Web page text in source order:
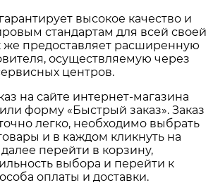
высокое качество и
стандартам для всей своей
же предоставляет расширенную
осуществляемую через
центров.
на сайте интернет-магазина
форму «Быстрый заказ». Заказ
легко, необходимо выбрать
и в каждом кликнуть на
перейти в корзину,
выбора и перейти к
оплаты и доставки.